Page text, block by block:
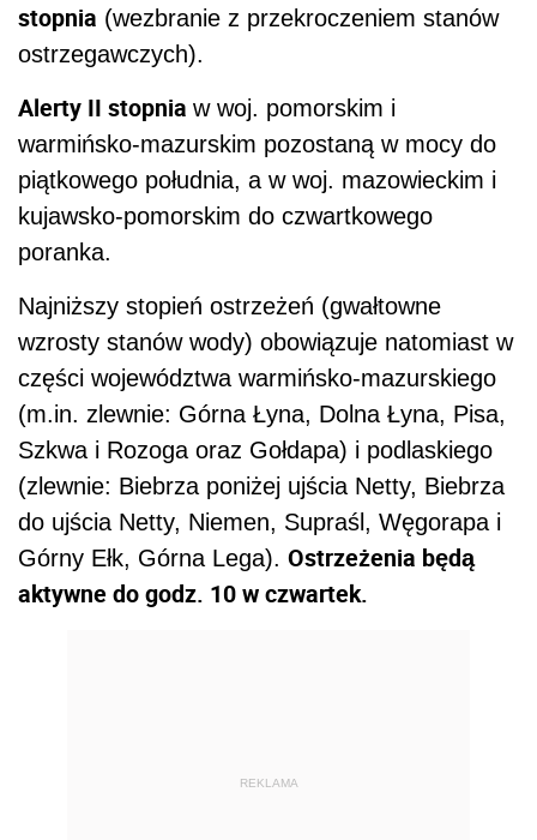
stopnia (wezbranie z przekroczeniem stanów
ostrzegawczych).
Alerty II stopnia w woj. pomorskim i
warmińsko-mazurskim pozostaną w mocy do
piątkowego południa, a w woj. mazowieckim i
kujawsko-pomorskim do czwartkowego
poranka.
Najniższy stopień ostrzeżeń (gwałtowne
wzrosty stanów wody) obowiązuje natomiast w
części województwa warmińsko-mazurskiego
(m.in. zlewnie: Górna Łyna, Dolna Łyna, Pisa,
Szkwa i Rozoga oraz Gołdapa) i podlaskiego
(zlewnie: Biebrza poniżej ujścia Netty, Biebrza
do ujścia Netty, Niemen, Supraśl, Węgorapa i
Górny Ełk, Górna Lega). Ostrzeżenia będą
aktywne do godz. 10 w czwartek.
REKLAMA